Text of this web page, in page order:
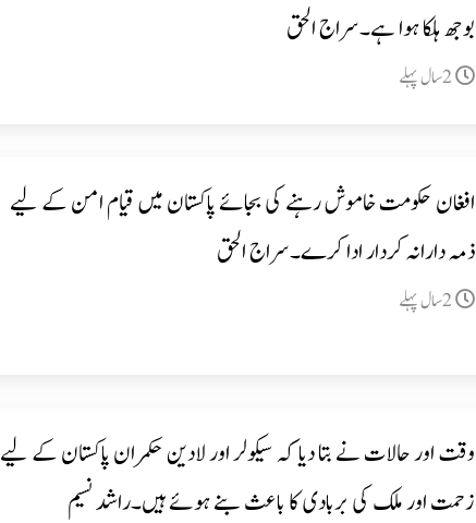
بوجھ ہلکا ہوا ہے۔سراج الحق
افغان حکومت خاموش رہنے کی بجائے پاکستان میں قیام امن کے لیے
ذمہ دارانہ کردار ادا کرے۔سراج الحق
وقت اور حالات نے بتا دیا کہ سیکولر اور لادین حکمران پاکستان کے لیے
زحمت اور ملک کی بربادی کا باعث بنے ہوئے ہیں۔راشد نسیم